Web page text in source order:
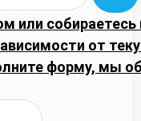
или
от
форму, мы